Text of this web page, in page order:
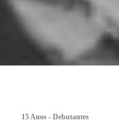
15 Anos - Debutantes